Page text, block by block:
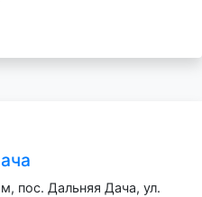
пос. Дальняя Дача, ул.